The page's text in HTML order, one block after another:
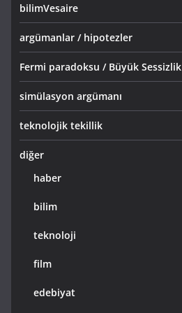
bilimVesaire
argümanlar / hipotezler
Fermi paradoksu / Büyük Sessizlik
simülasyon argümanı
teknolojik tekillik
diğer
haber
bilim
teknoloji
film
edebiyat